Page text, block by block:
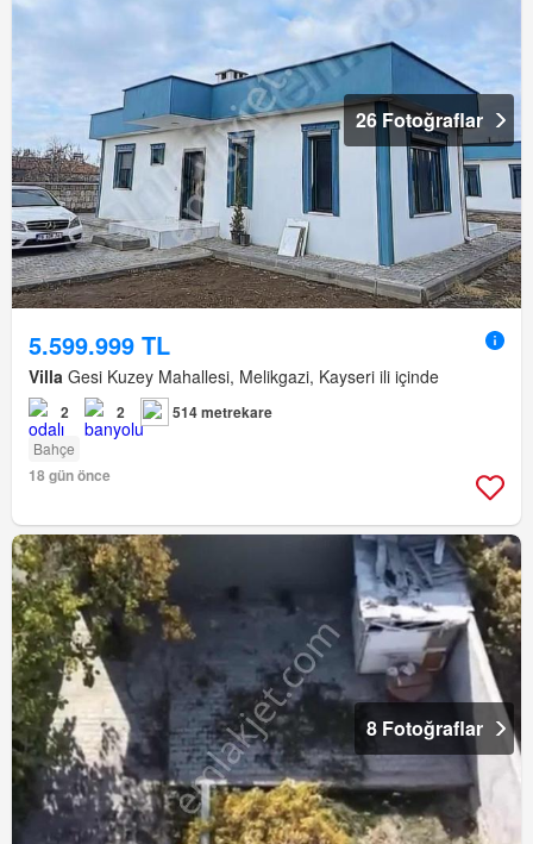
26 Fotoğraflar
5.599.999 TL
Villa Gesi Kuzey Mahallesi, Melikgazi, Kayseri ili içinde
2 2 514 metrekare
Bahçe
18 gün önce
8 Fotoğraflar